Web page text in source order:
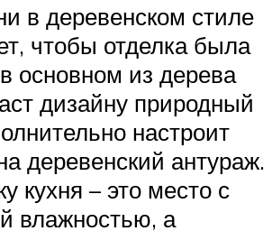
в деревенском стиле
чтобы отделка была
основном из дерева
дизайну природный
настроит
деревенский антураж.
кухня – это место с
влажностью, а